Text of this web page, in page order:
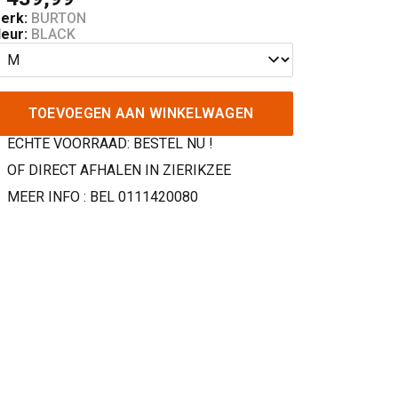
BURTON
BLACK
TOEVOEGEN AAN WINKELWAGEN
ECHTE VOORRAAD: BESTEL NU !
OF DIRECT AFHALEN IN ZIERIKZEE
MEER INFO : BEL 0111420080